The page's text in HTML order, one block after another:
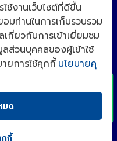
เบรนด์ และโรงงาน
ลาดอาหารเสริม สกิน
ณ์ตรงในการเป็นผู้รีวิว
ร(NPD)ให้กับเจ้าของ
โรงงาน OEM ที่มีความ
รผลิตอาหารเสริม สกิน
ย ซึ่งเป็นนโยบายหลัก
เสริม สกินเเคร์ของ
ช้งานเว็บไซต์ที่ดีขึ้น
ท่านในการเก็บรวบรวม
กี่ยวกับการเข้าเยี่ยมชม
ลส่วนบุคคลของผู้เข้าใช้
ยการใช้คุกกี้ นโยบายคุ
มด
กี้